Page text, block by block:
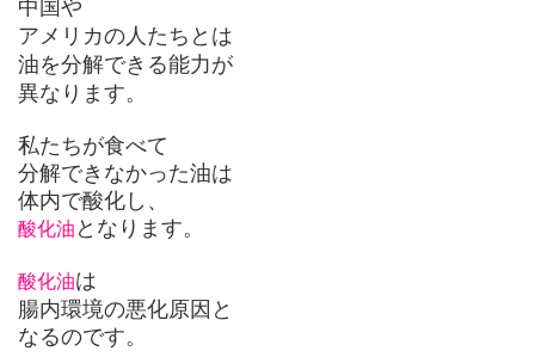
中国や
アメリカの人たちとは
油を分解できる能力が
異なります。
私たちが食べて
分解できなかった油は
体内で酸化し、
酸化油 となります。
酸化油は
腸内環境の悪化原因と
なるのです。